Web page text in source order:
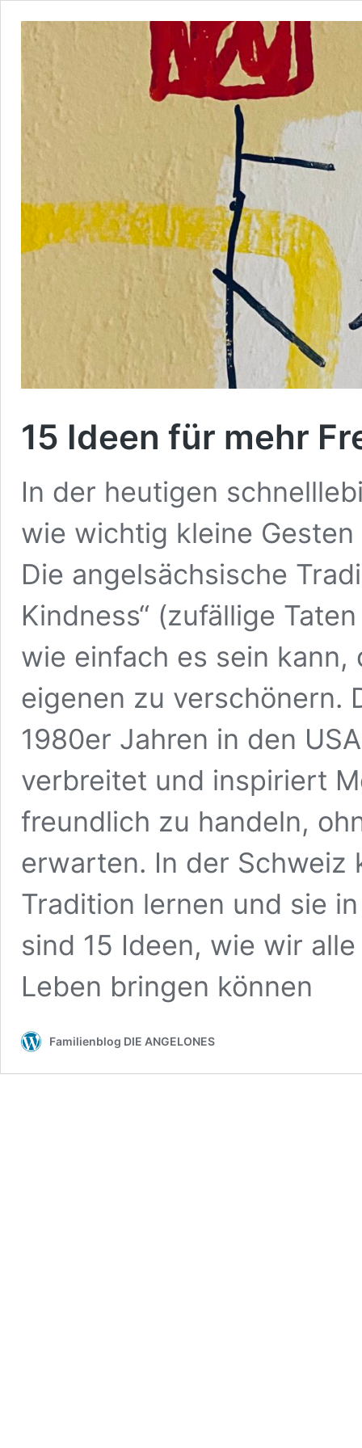
15 Ideen für mehr
In der heutigen
wie wichtig kleine
Die angelsächsische
Kindness“ (zufällige
wie einfach es sein
eigenen zu verschönern.
1980er Jahren in den
verbreitet und inspiriert
freundlich zu handeln,
erwarten. In der Schweiz
Tradition lernen und sie
sind 15 Ideen, wie wir
Leben bringen können
Familienblog DIE ANGELONES